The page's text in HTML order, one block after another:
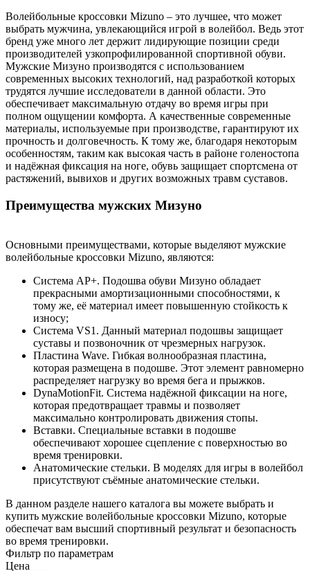
Волейбольные кроссовки Mizuno – это лучшее, что может
выбрать мужчина, увлекающийся игрой в волейбол. Ведь этот
бренд уже много лет держит лидирующие позиции среди
производителей узкопрофилированной спортивной обуви.
Мужские Мизуно производятся с использованием
современных высоких технологий, над разработкой которых
трудятся лучшие исследователи в данной области. Это
обеспечивает максимальную отдачу во время игры при
полном ощущении комфорта. А качественные современные
материалы, используемые при производстве, гарантируют их
прочность и долговечность. К тому же, благодаря некоторым
особенностям, таким как высокая часть в районе голеностопа
и надёжная фиксация на ноге, обувь защищает спортсмена от
растяжений, вывихов и других возможных травм суставов.
Преимущества мужских Мизуно
Основными преимуществами, которые выделяют мужские
волейбольные кроссовки Mizuno, являются:
Система АР+. Подошва обуви Мизуно обладает
прекрасными амортизационными способностями, к
тому же, её материал имеет повышенную стойкость к
износу;
Система VS1. Данный материал подошвы защищает
суставы и позвоночник от чрезмерных нагрузок.
Пластина Wave. Гибкая волнообразная пластина,
которая размещена в подошве. Этот элемент равномерно
распределяет нагрузку во время бега и прыжков.
DynaMotionFit. Система надёжной фиксации на ноге,
которая предотвращает травмы и позволяет
максимально контролировать движения стопы.
Вставки. Специальные вставки в подошве
обеспечивают хорошее сцепление с поверхностью во
время тренировки.
Анатомические стельки. В моделях для игры в волейбол
присутствуют съёмные анатомические стельки.
В данном разделе нашего каталога вы можете выбрать и
купить мужские волейбольные кроссовки Mizuno, которые
обеспечат вам высший спортивный результат и безопасность
во время тренировки.
Фильтр по параметрам
Цена